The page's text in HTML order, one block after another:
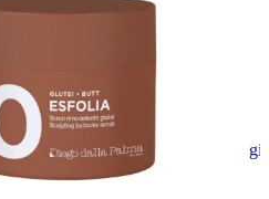
Aggiungi